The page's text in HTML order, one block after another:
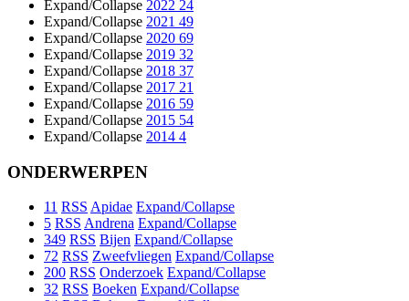
Expand/Collapse 2022 24
Expand/Collapse 2021 49
Expand/Collapse 2020 69
Expand/Collapse 2019 32
Expand/Collapse 2018 37
Expand/Collapse 2017 21
Expand/Collapse 2016 59
Expand/Collapse 2015 54
Expand/Collapse 2014 4
ONDERWERPEN
11 RSS Apidae Expand/Collapse
5 RSS Andrena Expand/Collapse
349 RSS Bijen Expand/Collapse
72 RSS Zweefvliegen Expand/Collapse
200 RSS Onderzoek Expand/Collapse
32 RSS Boeken Expand/Collapse